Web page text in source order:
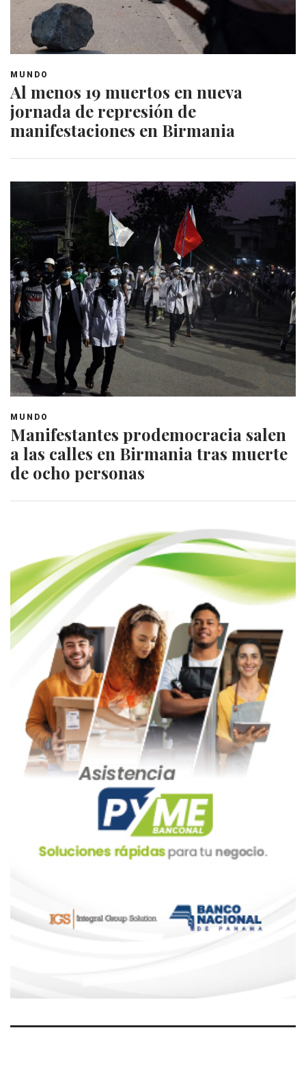
MUNDO
Al menos 19 muertos en nueva
jornada de represión de
manifestaciones en Birmania
MUNDO
Manifestantes prodemocracia salen
a las calles en Birmania tras muerte
de ocho personas